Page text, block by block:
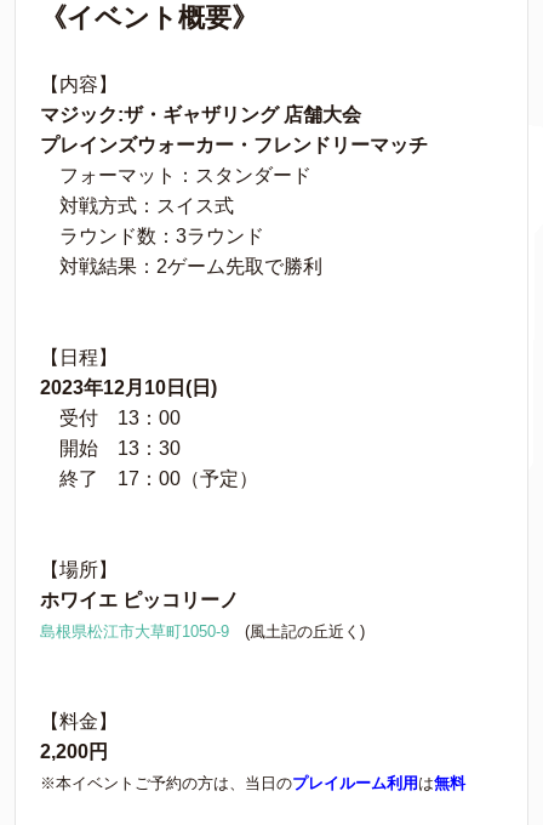
《イベント概要》
【内容】
マジック:ザ・ギャザリング 店舗大会
プレインズウォーカー・フレンドリーマッチ
フォーマット：スタンダード
対戦方式：スイス式
ラウンド数：3ラウンド
対戦結果：2ゲーム先取で勝利
【日程】
2023年12月10日(日)
受付 13：00
開始 13：30
終了 17：00（予定）
【場所】
ホワイエ ピッコリーノ
島根県松江市大草町1050-9 (風土記の丘近く)
【料金】
2,200円
※本イベントご予約の方は、当日のプレイルーム利用 は無料